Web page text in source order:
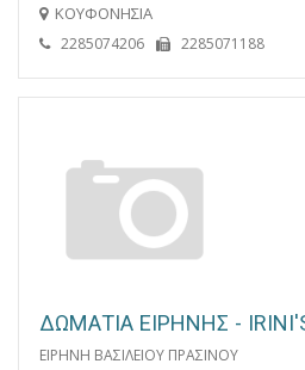
ΚΟΥΦΟΝΗΣΙΑ
2285074206 2285071188
ΔΩΜΑΤΙΑ ΕΙΡΗΝΗΣ -
ΕΙΡΗΝΗ ΒΑΣΙΛΕΙΟΥ ΠΡΑΣΙΝΟΥ